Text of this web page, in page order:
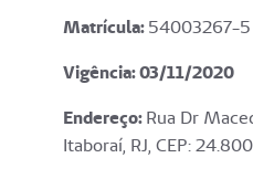
Matrícula:54003267-5
Vigência: 03/11/2020
Endereço:Rua Dr
Itaboraí, RJ, CEP: